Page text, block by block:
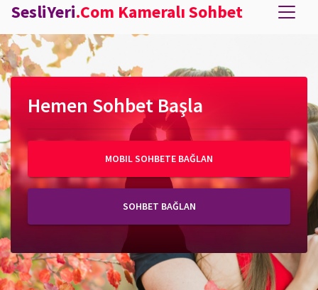
SesliYeri.Com Kameralı Sohbet
Hemen Sohbet Başla
MOBIL SOHBETE BAĞLAN
SOHBET BAĞLAN